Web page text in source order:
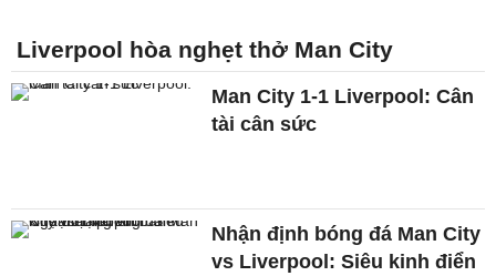
Liverpool hòa nghẹt thở Man City
Man City 1-1 Liverpool: Cân
tài cân sức
Nhận định bóng đá Man City
vs Liverpool: Siêu kinh điển